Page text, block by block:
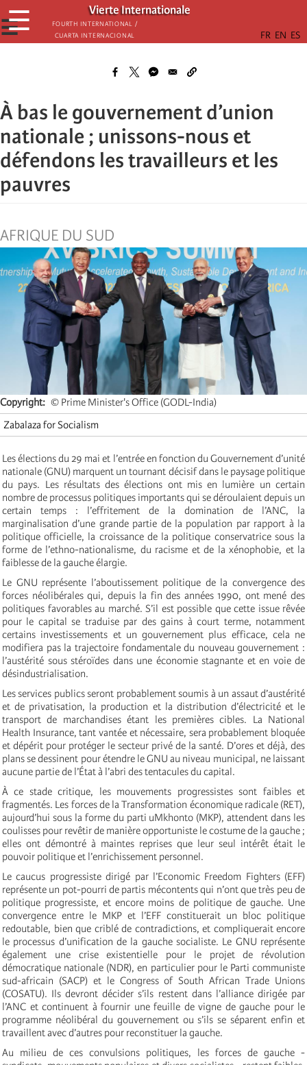
Skip
to
main
Vierte Internationale
Fourth International /
Cuarta Internacional
☰
☰
À bas le gouvernement d’union
nationale ; unissons-nous et
défendons les travailleurs et les
pauvres
AFRIQUE DU SUD
Copyright
© Prime Minister's Office (GODL-India)
Zabalaza for Socialism
Les élections du 29 mai et l’entrée en fonction du Gouvernement d’unité
nationale (GNU) marquent un tournant décisif dans le paysage politique
du pays. Les résultats des élections ont mis en lumière un certain
nombre de processus politiques importants qui se déroulaient depuis un
certain temps : l’effritement de la domination de l’ANC, la
marginalisation d’une grande partie de la population par rapport à la
politique officielle, la croissance de la politique conservatrice sous la
forme de l’ethno-nationalisme, du racisme et de la xénophobie, et la
faiblesse de la gauche élargie.
Le GNU représente l’aboutissement politique de la convergence des
forces néolibérales qui, depuis la fin des années 1990, ont mené des
politiques favorables au marché. S’il est possible que cette issue rêvée
pour le capital se traduise par des gains à court terme, notamment
certains investissements et un gouvernement plus efficace, cela ne
modifiera pas la trajectoire fondamentale du nouveau gouvernement :
l’austérité sous stéroïdes dans une économie stagnante et en voie de
désindustrialisation.
Les services publics seront probablement soumis à un assaut d’austérité
et de privatisation, la production et la distribution d’électricité et le
transport de marchandises étant les premières cibles. La National
Health Insurance, tant vantée et nécessaire, sera probablement bloquée
et dépérit pour protéger le secteur privé de la santé. D’ores et déjà, des
plans se dessinent pour étendre le GNU au niveau municipal, ne laissant
aucune partie de l’État à l’abri des tentacules du capital.
À ce stade critique, les mouvements progressistes sont faibles et
fragmentés. Les forces de la Transformation économique radicale (RET),
aujourd’hui sous la forme du parti uMkhonto (MKP), attendent dans les
coulisses pour revêtir de manière opportuniste le costume de la gauche ;
elles ont démontré à maintes reprises que leur seul intérêt était le
pouvoir politique et l’enrichissement personnel.
Le caucus progressiste dirigé par l’Economic Freedom Fighters (EFF)
représente un pot-pourri de partis mécontents qui n’ont que très peu de
politique progressiste, et encore moins de politique de gauche. Une
convergence entre le MKP et l’EFF constituerait un bloc politique
redoutable, bien que criblé de contradictions, et compliquerait encore
le processus d’unification de la gauche socialiste. Le GNU représente
également une crise existentielle pour le projet de révolution
démocratique nationale (NDR), en particulier pour le Parti communiste
sud-africain (SACP) et le Congress of South African Trade Unions
(COSATU). Ils devront décider s’ils restent dans l’alliance dirigée par
l’ANC et continuent à fournir une feuille de vigne de gauche pour le
programme néolibéral du gouvernement ou s’ils se séparent enfin et
travaillent avec d’autres pour reconstituer la gauche.
Au milieu de ces convulsions politiques, les forces de gauche -